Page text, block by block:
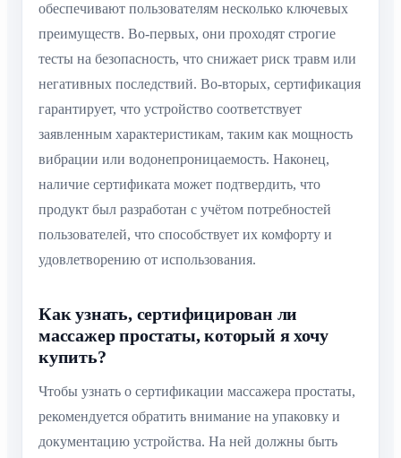
обеспечивают пользователям несколько ключевых
преимуществ. Во-первых, они проходят строгие
тесты на безопасность, что снижает риск травм или
негативных последствий. Во-вторых, сертификация
гарантирует, что устройство соответствует
заявленным характеристикам, таким как мощность
вибрации или водонепроницаемость. Наконец,
наличие сертификата может подтвердить, что
продукт был разработан с учётом потребностей
пользователей, что способствует их комфорту и
удовлетворению от использования.
Как узнать, сертифицирован ли
массажер простаты, который я хочу
купить?
Чтобы узнать о сертификации массажера простаты,
рекомендуется обратить внимание на упаковку и
документацию устройства. На ней должны быть